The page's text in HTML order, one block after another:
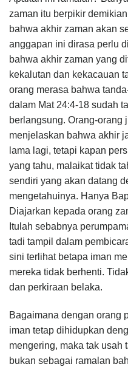
zaman itu berpikir
bahwa akhir zaman akan
anggapan ini dirasa perlu
bahwa akhir zaman yang
kekalutan dan kekacauan
orang merasa bahwa
dalam Mat 24:4-18 sudah
berlangsung. Orang-orang
menjelaskan bahwa akhir
lama lagi, tetapi kapan
yang tahu, malaikat tidak
sendiri yang akan datang
mengetahuinya. Hanya
Diajarkan kepada orang
Itulah sebabnya
tadi tampil dalam
sini terlihat betapa iman
mereka tidak berhenti.
dan perkiraan belaka.
Bagaimana dengan orang
iman tetap dihidupkan
mengering, maka tak usah
bukan sebagai ramalan